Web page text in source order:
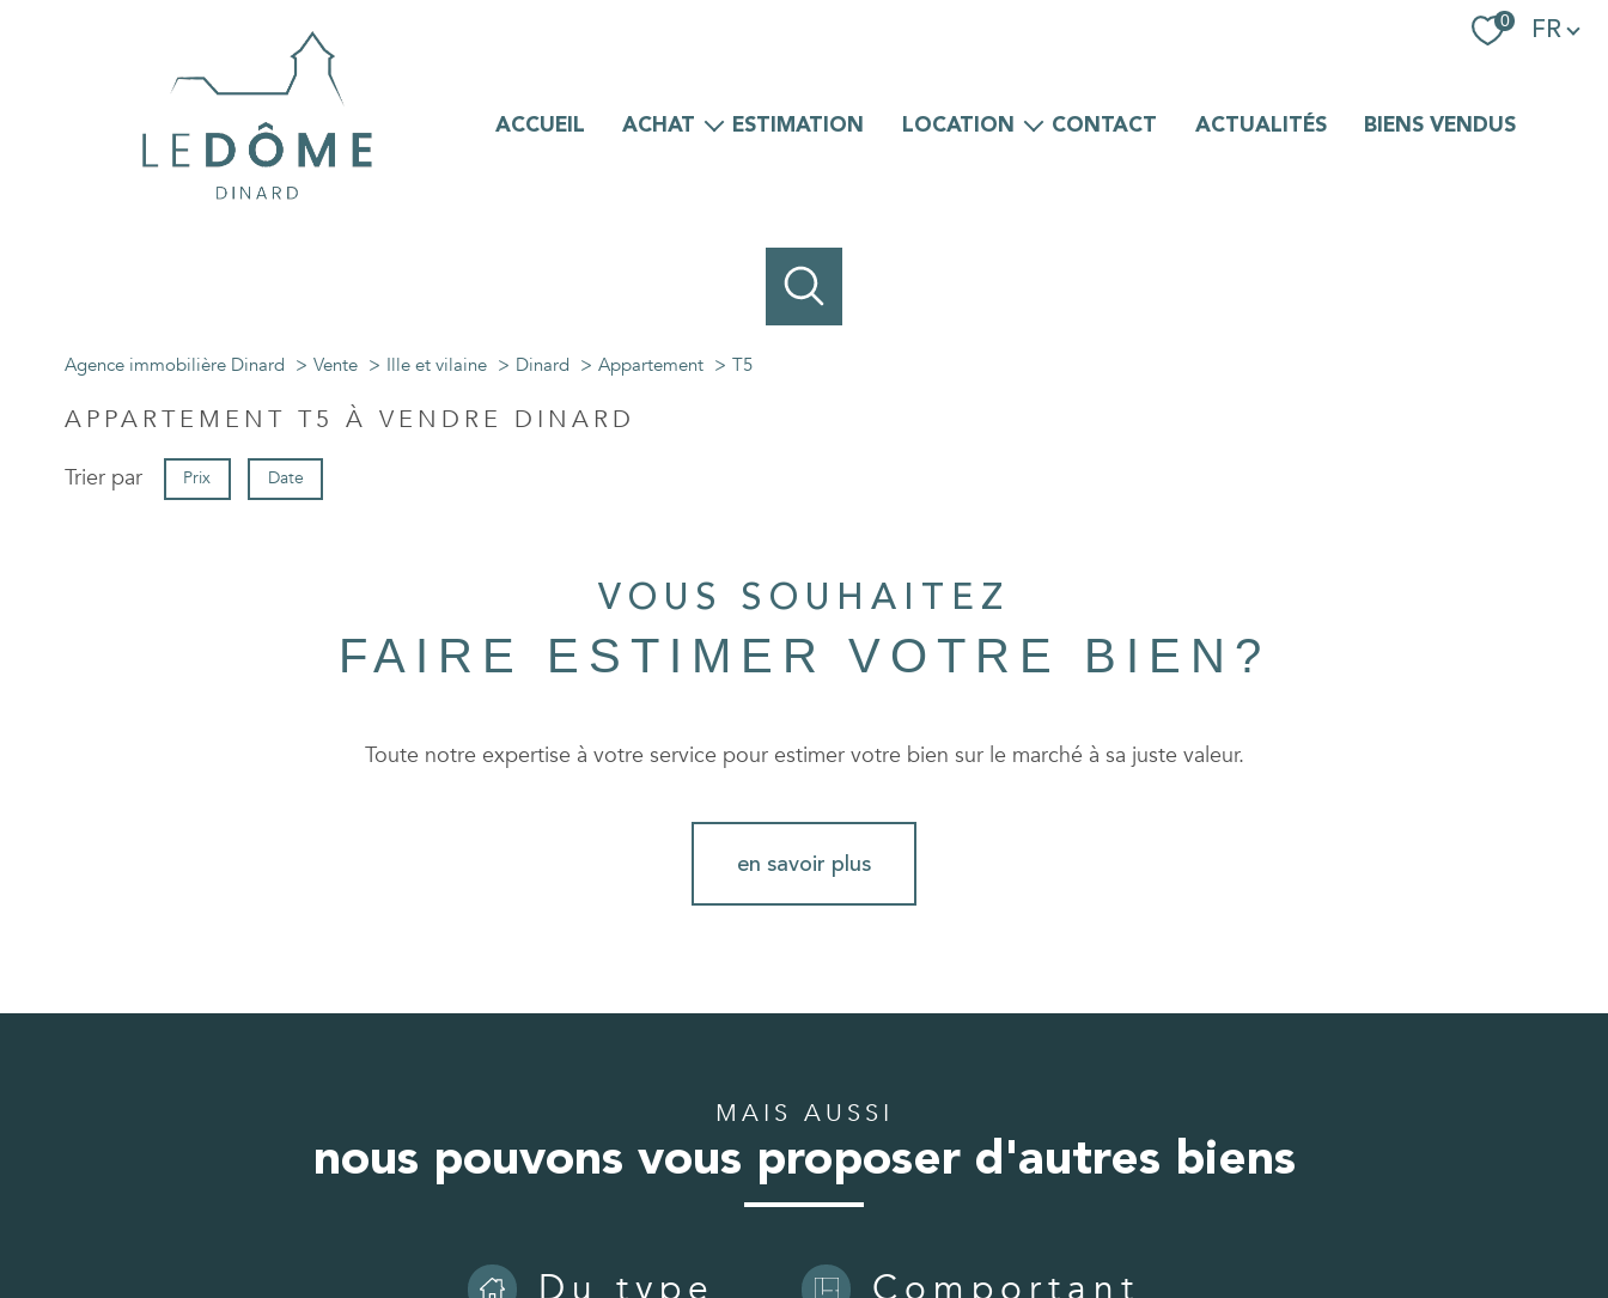
0 Langue
FR
ACCUEIL ACHAT ESTIMATION LOCATION CONTACT ACTUALITÉS BIENS VENDUS
Agence immobilière Dinard Vente Ille et vilaine Dinard Appartement T5
APPARTEMENT T5 À VENDRE DINARD
Trier par Prix Date
VOUS SOUHAITEZ
FAIRE ESTIMER VOTRE BIEN?
Toute notre expertise à votre service pour estimer votre bien sur le marché à sa juste valeur.
en savoir plus
MAIS AUSSI
nous pouvons vous proposer d'autres biens